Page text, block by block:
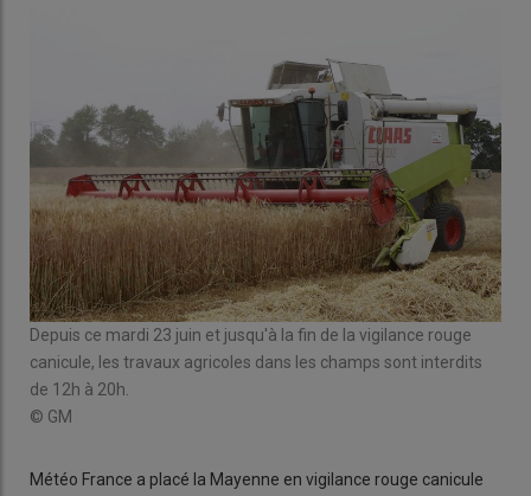
Depuis ce mardi 23 juin et jusqu'à la fin de la vigilance rouge
canicule, les travaux agricoles dans les champs sont interdits
de 12h à 20h.
© GM
Météo France a placé la Mayenne en vigilance rouge canicule